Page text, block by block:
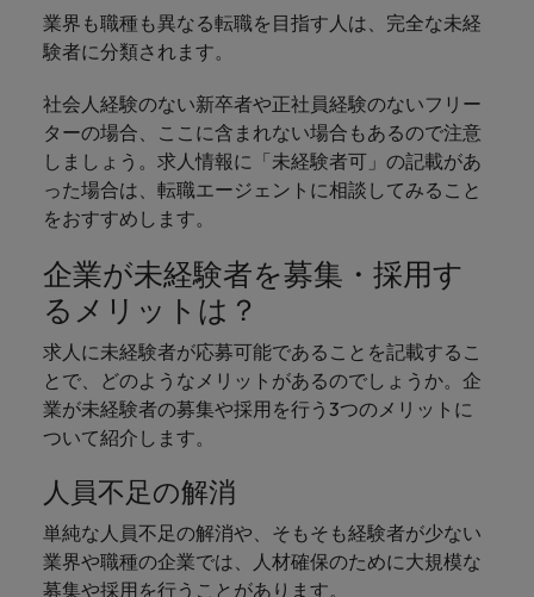
業界も職種も異なる転職を目指す人は、完全な未経
験者に分類されます。
社会人経験のない新卒者や正社員経験のないフリー
ターの場合、ここに含まれない場合もあるので注意
しましょう。求人情報に「未経験者可」の記載があ
った場合は、転職エージェントに相談してみること
をおすすめします。
企業が未経験者を募集・採用す
るメリットは？
求人に未経験者が応募可能であることを記載するこ
とで、どのようなメリットがあるのでしょうか。企
業が未経験者の募集や採用を行う3つのメリットに
ついて紹介します。
人員不足の解消
単純な人員不足の解消や、そもそも経験者が少ない
業界や職種の企業では、人材確保のために大規模な
募集や採用を行うことがあります。